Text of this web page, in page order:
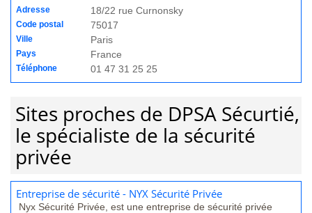
Adresse 18/22 rue Curnonsky
Code postal 75017
Ville Paris
Pays France
Téléphone 01 47 31 25 25
Sites proches de DPSA Sécurtié,
le spécialiste de la sécurité
privée
Entreprise de sécurité - NYX Sécurité Privée
Nyx Sécurité Privée, est une entreprise de sécurité privée